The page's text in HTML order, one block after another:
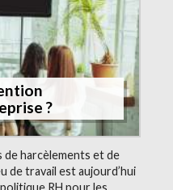
?
de harcèlements et de
de travail est aujourd’hui
RH pour les